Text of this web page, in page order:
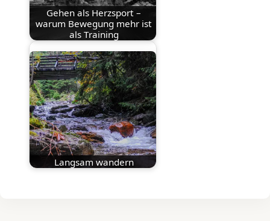
Gehen als Herzsport –
warum Bewegung mehr ist
als Training
Langsam wandern